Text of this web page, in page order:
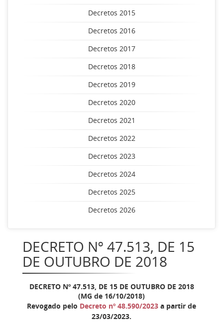
Decretos 2015
Decretos 2016
Decretos 2017
Decretos 2018
Decretos 2019
Decretos 2020
Decretos 2021
Decretos 2022
Decretos 2023
Decretos 2024
Decretos 2025
Decretos 2026
DECRETO Nº 47.513, DE 15
DE OUTUBRO DE 2018
DECRETO Nº 47.513, DE 15 DE OUTUBRO DE 2018
(MG de 16/10/2018)
Revogado pelo Decreto nº 48.590/2023 a partir de
23/03/2023.